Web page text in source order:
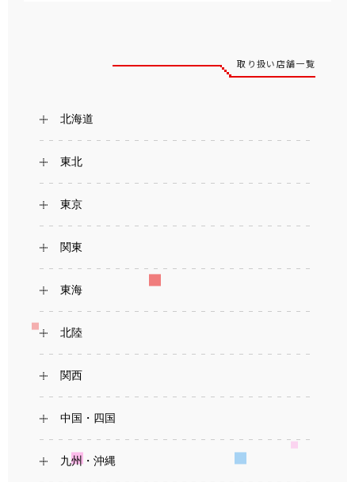
取り扱い店舗一覧
北海道
東北
東京
関東
東海
北陸
関西
中国・四国
九州・沖縄